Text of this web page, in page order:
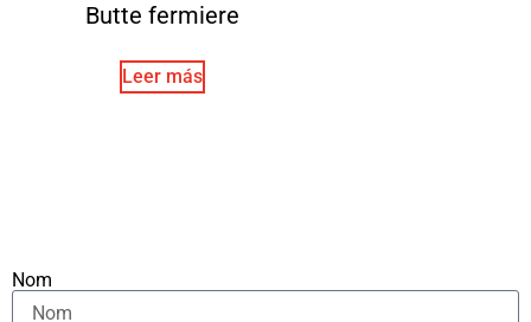
Butte fermiere
Leer más
Nom